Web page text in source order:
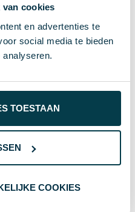
van cookies
en advertenties te
social media te bieden
TOESTAAN
COOKIES
uitvoering
cm
bekijken